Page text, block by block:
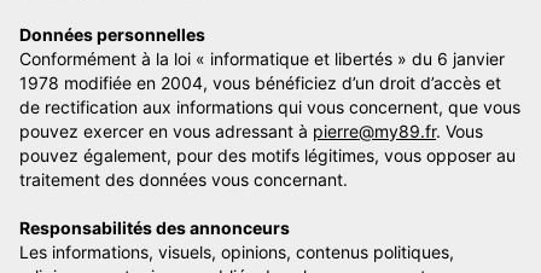
Données personnelles
Conformément à la loi « informatique et libertés » du 6 janvier
1978 modifiée en 2004, vous bénéficiez d’un droit d’accès et
de rectification aux informations qui vous concernent, que vous
pouvez exercer en vous adressant à pierre@my89.fr. Vous
pouvez également, pour des motifs légitimes, vous opposer au
traitement des données vous concernant.
Responsabilités des annonceurs
Les informations, visuels, opinions, contenus politiques,